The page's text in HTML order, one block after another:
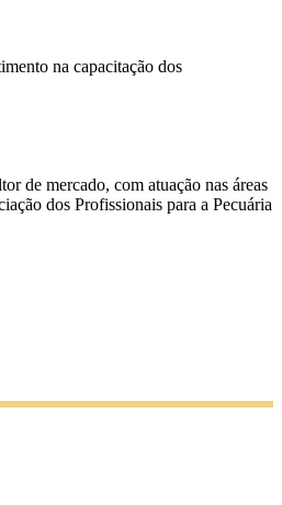
na capacitação dos
de mercado, com atuação nas áreas
dos Profissionais para a Pecuária